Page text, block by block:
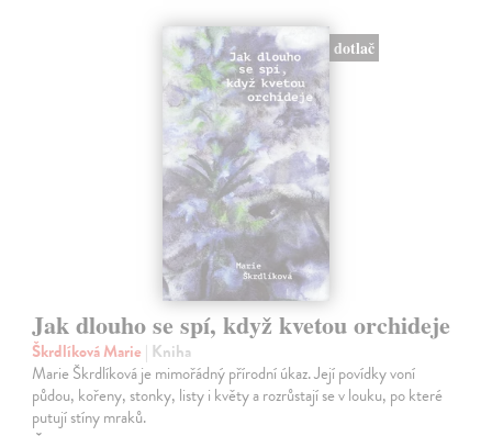
dotlač
Jak dlouho se spí, když kvetou orchideje
Škrdlíková Marie | Kniha
Marie Škrdlíková je mimořádný přírodní úkaz. Její povídky voní
půdou, kořeny, stonky, listy i květy a rozrůstají se v louku, po které
putují stíny mraků.